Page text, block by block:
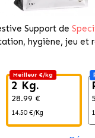
Support de
hygiène, jeu et
Meilleur €/kg
2 Kg.
28.99 €
14.50 €/Kg